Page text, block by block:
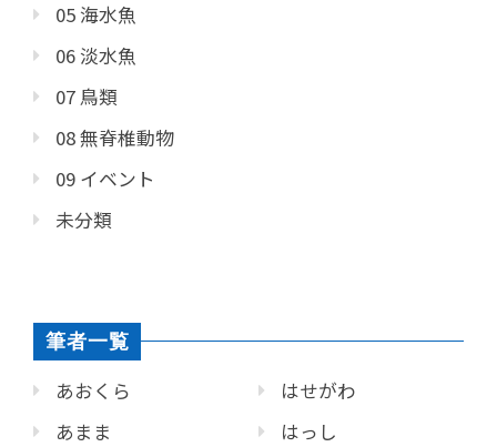
05 海水魚
06 淡水魚
07 鳥類
08 無脊椎動物
09 イベント
未分類
筆者一覧
あおくら
あまま
はせがわ
はっし